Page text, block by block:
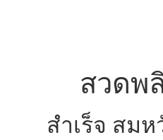
สวดพ
สำเร็จ สม